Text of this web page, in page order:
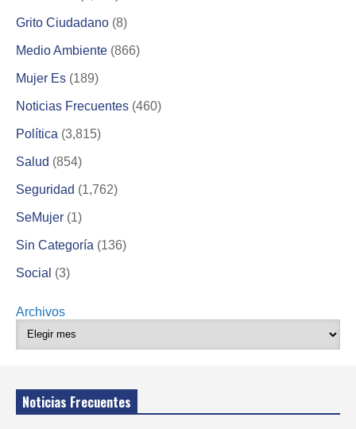
Grito Ciudadano (8)
Medio Ambiente (866)
Mujer Es (189)
Noticias Frecuentes (460)
Política (3,815)
Salud (854)
Seguridad (1,762)
SeMujer (1)
Sin Categoría (136)
Social (3)
Archivos
Noticias Frecuentes